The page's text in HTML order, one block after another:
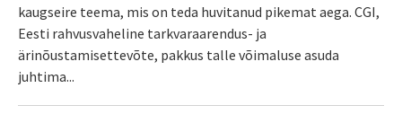
kaugseire teema, mis on teda huvitanud pikemat aega. CGI,
Eesti rahvusvaheline tarkvaraarendus- ja
ärinõustamisettevõte, pakkus talle võimaluse asuda
juhtima...